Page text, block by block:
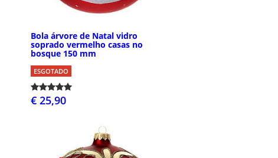
Bola árvore de Natal vidro
soprado vermelho casas no
bosque 150 mm
ESGOTADO
€ 25,90